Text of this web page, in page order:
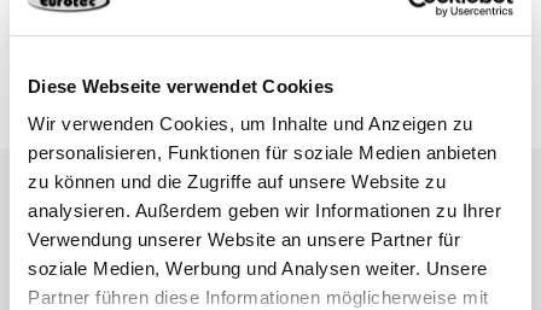
Diese Webseite verwendet Cookies
Wir verwenden Cookies, um Inhalte und Anzeigen zu
personalisieren, Funktionen für soziale Medien anbieten
zu können und die Zugriffe auf unsere Website zu
analysieren. Außerdem geben wir Informationen zu Ihrer
Verwendung unserer Website an unsere Partner für
soziale Medien, Werbung und Analysen weiter. Unsere
Partner führen diese Informationen möglicherweise mit
poder hacer una afirmación fiable.
Newsletter